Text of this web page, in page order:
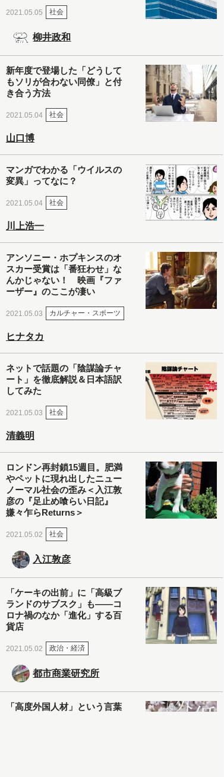
2021.05.05 社会
柳井政和
新年度で登場した「どうして
もソリが合わない同僚」と付
き合う方法
2021.05.04 社会
山口博
マンガでわかる「ウイルスの
変異」ってなに？
2021.05.04 社会
川上浩一
アンソニー・ホプキンスのオ
スカー受賞は「番狂わせ」な
んかじゃない！ 映画『ファ
ーザー』のここが凄い
2021.05.03 カルチャー・スポーツ
ヒナタカ
ネットで話題の「陰謀論チャ
ート」を徹底解説＆日本語訳
してみた
2021.05.03 社会
清義明
ロンドン再封鎖15週目。肥満
やペットに現れ出したニュー
ノーマル社会の歪み＜入江敦
彦の『足止め喰らい日記』
嫌々乍らReturns＞
2021.05.02 社会
入江敦彦
「ケーキの出前」に「高級ブ
ランドのサブスク」も――コ
ロナ禍のなか「進化」する百
貨店
2021.05.02 政治・経済
都市商業研究所
「高度外国人材」という言葉